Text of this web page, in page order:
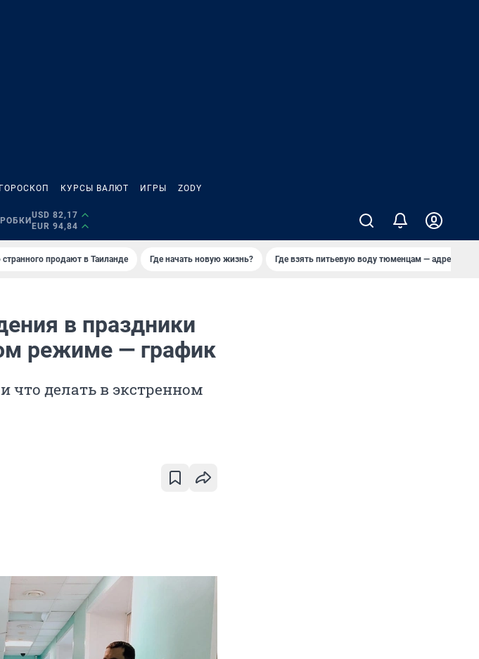
ГОРОСКОП КУРСЫ ВАЛЮТ ИГРЫ ZODY
USD 82,17
EUR 94,84
продают в Таиланде Где начать новую жизнь? Где взять питьевую воду тюменцам — адреса
в праздники
режиме — график
что делать в экстренном